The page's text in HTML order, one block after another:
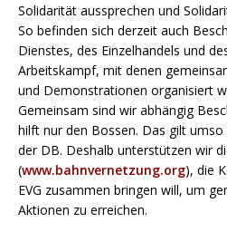
Solidarität aussprechen und
So befinden sich derzeit auch
Dienstes, des Einzelhandels und
Arbeitskampf, mit denen
und Demonstrationen organisiert
Gemeinsam sind wir abhängig
hilft nur den Bossen. Das gilt
der DB. Deshalb unterstützen wir
(www.bahnvernetzung.org), die
EVG zusammen bringen will, um
Aktionen zu erreichen.